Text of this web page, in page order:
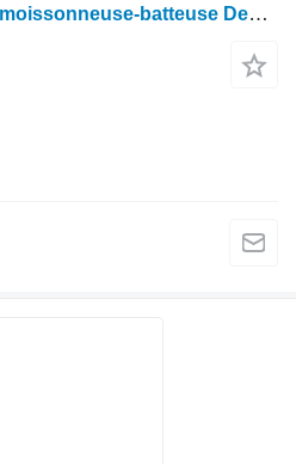
Arbre 0.021.9296.3 pour moissonneuse-batteuse Deutz-Fahr C7206